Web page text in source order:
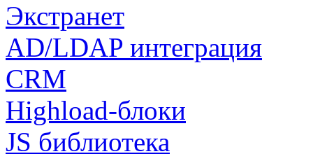
Экстранет
AD/LDAP интеграция
CRM
Highload-блоки
JS библиотека